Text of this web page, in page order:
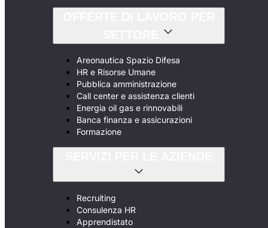
Areonautica Spazio Difesa
HR e Risorse Umane
Pubblica amministrazione
Call center e assistenza clienti
Energia oil gas e rinnovabili
Banca finanza e assicurazioni
Formazione
Recruiting
Consulenza HR
Apprendistato